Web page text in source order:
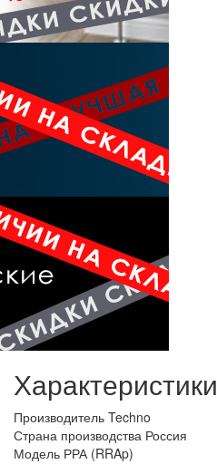
Характеристики
Производитель Techno
Страна производства Россия
Модель РРА (RRAp)